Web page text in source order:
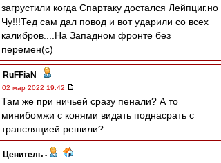
загрустили когда Спартаку достался Лейпциг.но
Чу!!!Тед сам дал повод и вот ударили со всех
калибров....На Западном фронте без
перемен(с)
RuFFiaN -
02 мар 2022 19:42
Там же при ничьей сразу пенали? А то
минибомжи с конями видать поднасрать с
трансляцией решили?
Ценитель -